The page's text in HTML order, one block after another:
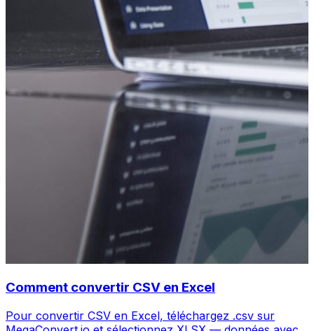
Comment convertir CSV en Excel
Pour convertir CSV en Excel, téléchargez .csv sur